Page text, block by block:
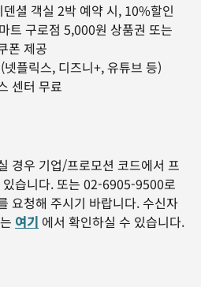
셜 객실 2박 예약 시, 10%할인
트 구로점 5,000원 상품권 또는
폰 제공
플릭스, 디즈니+, 유튜브 등)
센터 무료
경우 기업/프로모션 코드에서 프
습니다. 또는 02-6905-9500로
요청해 주시기 바랍니다. 수신자
여기 에서 확인하실 수 있습니다.